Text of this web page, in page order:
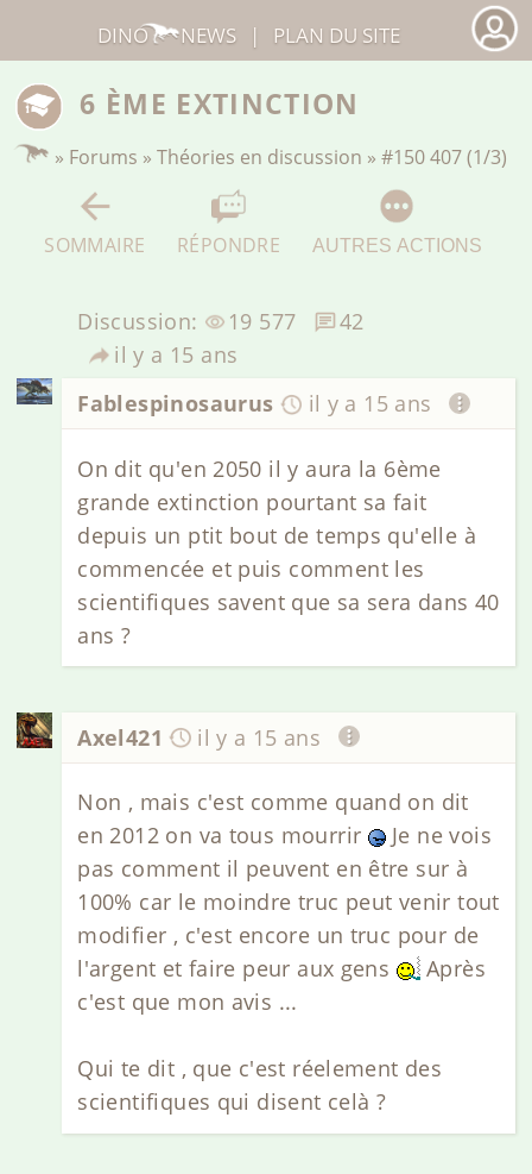
6 ÈME EXTINCTION
» Forums »Théories en discussion »#150 407 (1/3)
SOMMAIRE RÉPONDRE AUTRES ACTIONS
Discussion: 19 577
42
il y a 15 ans
Fablespinosaurus
il y a 15 ans
On dit qu'en 2050 il y aura la 6ème
grande extinction pourtant sa fait
depuis un ptit bout de temps qu'elle à
commencée et puis comment les
scientifiques savent que sa sera dans 40
ans ?
Axel421 il y a 15 ans
Non , mais c'est comme quand on dit
en 2012 on va tous mourrir
Je ne vois
pas comment il peuvent en être sur à
100% car le moindre truc peut venir tout
modifier , c'est encore un truc pour de
l'argent et faire peur aux gens
Après
c'est que mon avis ...
Qui te dit , que c'est réelement des
scientifiques qui disent celà ?
DINO NEWS | PLAN DU SITE